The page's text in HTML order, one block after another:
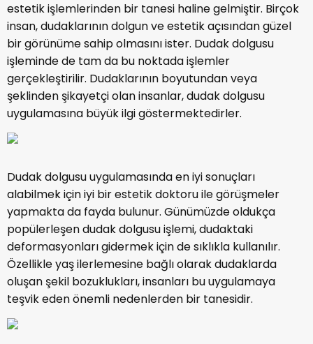
estetik işlemlerinden bir tanesi haline gelmiştir. Birçok
insan, dudaklarının dolgun ve estetik açısından güzel
bir görünüme sahip olmasını ister. Dudak dolgusu
işleminde de tam da bu noktada işlemler
gerçekleştirilir. Dudaklarının boyutundan veya
şeklinden şikayetçi olan insanlar, dudak dolgusu
uygulamasına büyük ilgi göstermektedirler.
Dudak dolgusu uygulamasında en iyi sonuçları
alabilmek için iyi bir estetik doktoru ile görüşmeler
yapmakta da fayda bulunur. Günümüzde oldukça
popülerleşen dudak dolgusu işlemi, dudaktaki
deformasyonları gidermek için de sıklıkla kullanılır.
Özellikle yaş ilerlemesine bağlı olarak dudaklarda
oluşan şekil bozuklukları, insanları bu uygulamaya
teşvik eden önemli nedenlerden bir tanesidir.